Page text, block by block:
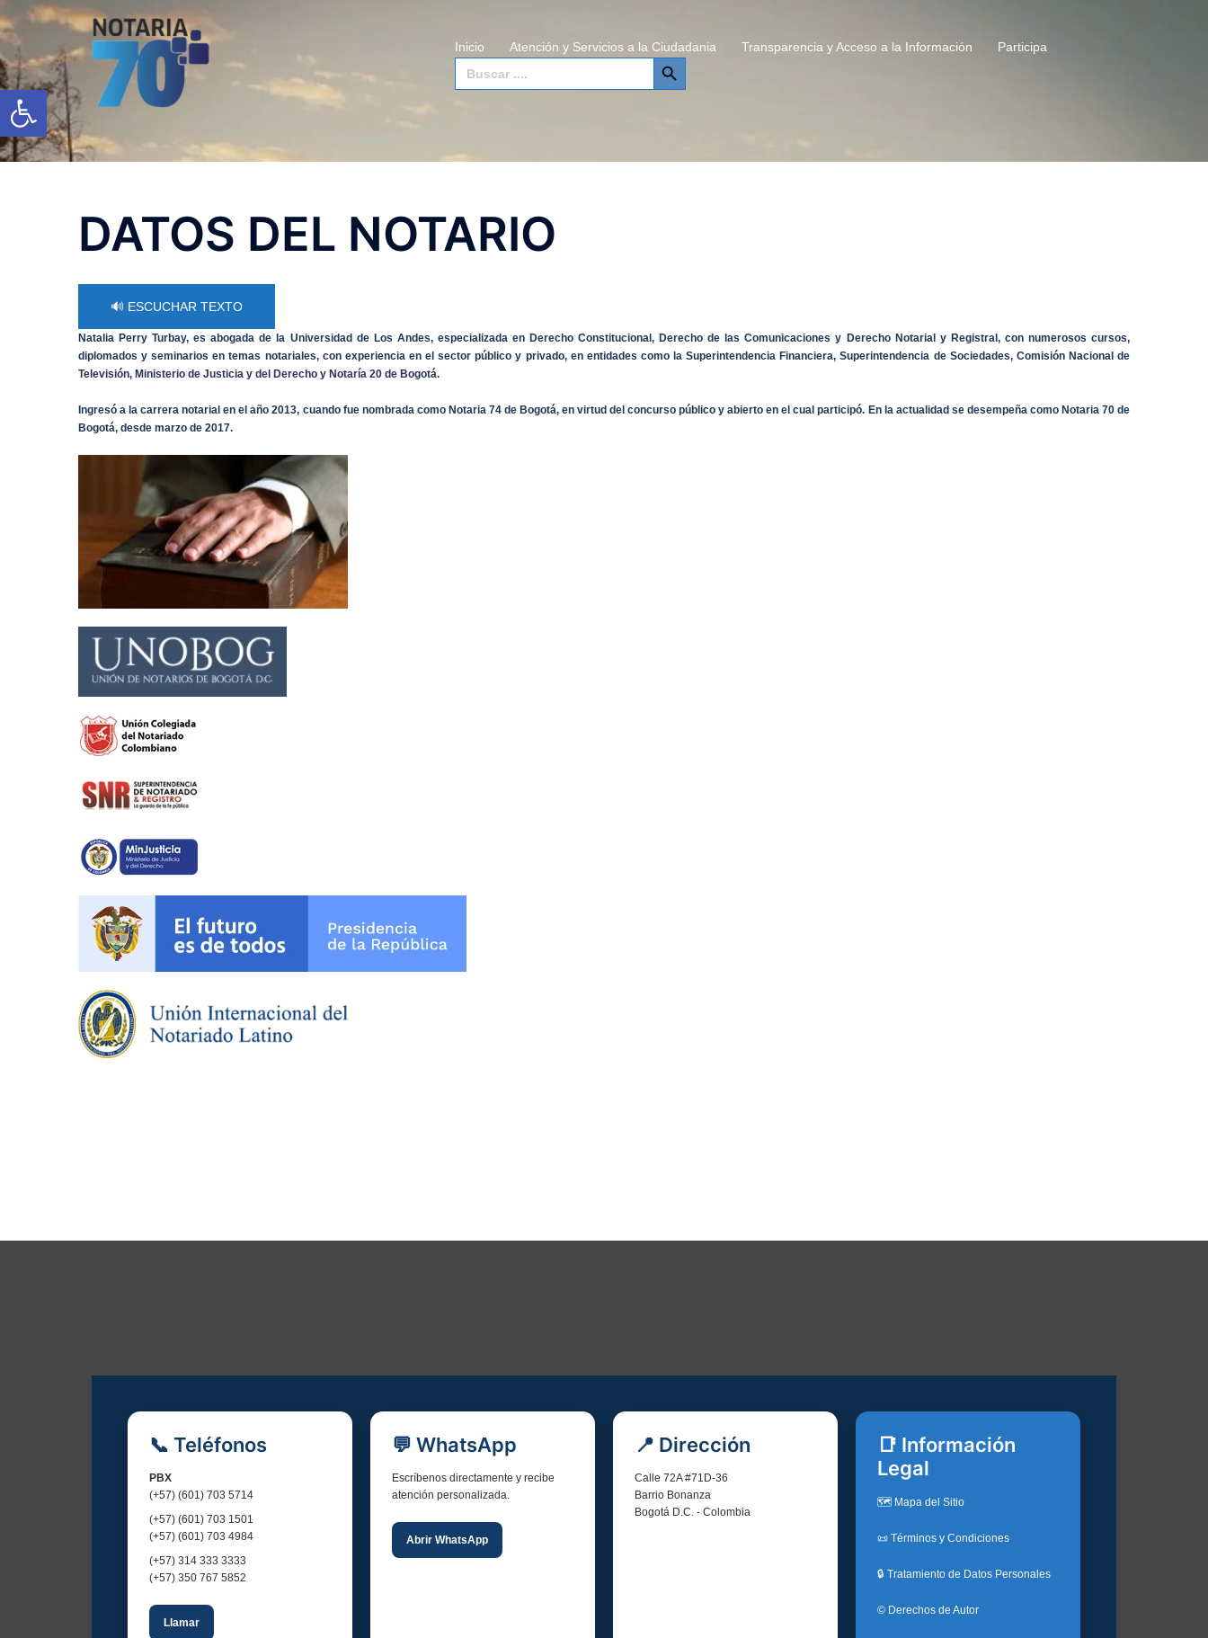
Open toolbar
al
contenido
Inicio Atención y Servicios a la Ciudadania Transparencia y Acceso a la Información Participa
Search
for:
SEARCH BUTTON
DATOS DEL NOTARIO
🔊 ESCUCHAR TEXTO
Natalia Perry Turbay, es abogada de la Universidad de Los Andes, especializada en Derecho Constitucional, Derecho de las Comunicaciones y Derecho Notarial y Registral, con numerosos cursos,
diplomados y seminarios en temas notariales, con experiencia en el sector público y privado, en entidades como la Superintendencia Financiera, Superintendencia de Sociedades, Comisión Nacional de
Televisión, Ministerio de Justicia y del Derecho y Notaría 20 de Bogotá.
Ingresó a la carrera notarial en el año 2013, cuando fue nombrada como Notaria 74 de Bogotá, en virtud del concurso público y abierto en el cual participó. En la actualidad se desempeña como Notaria 70 de
Bogotá, desde marzo de 2017.
📞 Teléfonos
PBX
(+57) (601) 703 5714
(+57) (601) 703 1501
(+57) (601) 703 4984
(+57) 314 333 3333
(+57) 350 767 5852
Llamar
💬 WhatsApp
Escríbenos directamente y recibe
atención personalizada.
Abrir WhatsApp
📍 Dirección
Calle 72A #71D-36
Barrio Bonanza
Bogotá D.C. - Colombia
📑 Información
Legal
🗺️ Mapa del Sitio
📜 Términos y Condiciones
🔒 Tratamiento de Datos Personales
© Derechos de Autor